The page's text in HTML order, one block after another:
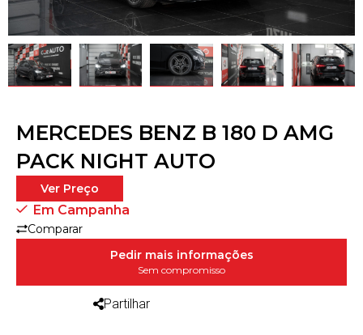
MERCEDES BENZ B 180 D AMG
PACK NIGHT AUTO
Ver Preço
Em Campanha
Comparar
Pedir mais informações
Sem compromisso
Partilhar